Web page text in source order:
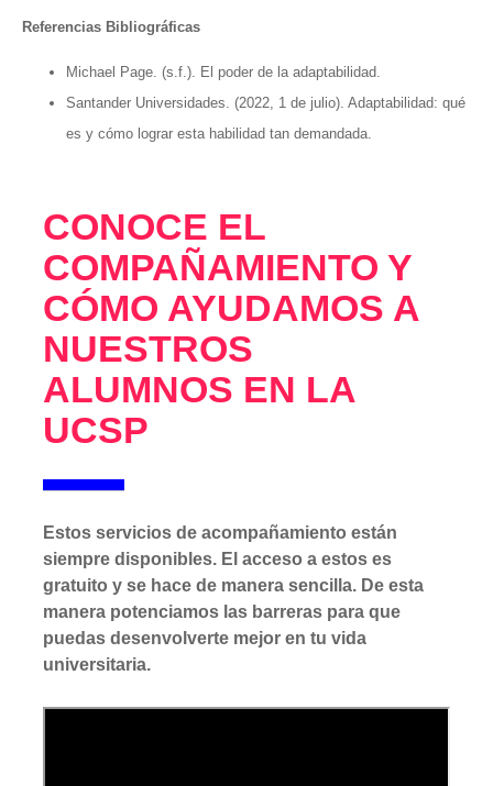
Referencias Bibliográficas
Michael Page. (s.f.). El poder de la adaptabilidad.
Santander Universidades. (2022, 1 de julio). Adaptabilidad: qué
es y cómo lograr esta habilidad tan demandada.
CONOCE EL
COMPAÑAMIENTO Y
CÓMO AYUDAMOS A
NUESTROS
ALUMNOS EN LA
UCSP
Estos servicios de acompañamiento están
siempre disponibles. El acceso a estos es
gratuito y se hace de manera sencilla. De esta
manera potenciamos las barreras para que
puedas desenvolverte mejor en tu vida
universitaria.